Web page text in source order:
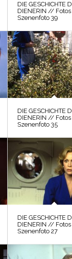
DIE GESCHICHTE
DIENERIN //
Szenenfoto 39
DIE GESCHICHTE
DIENERIN //
Szenenfoto 35
DIE GESCHICHTE
DIENERIN //
Szenenfoto 27